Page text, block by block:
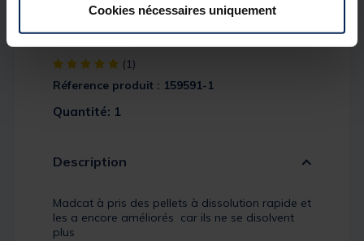
Cookies nécessaires uniquement
Pellets Madcat Hookbait Halibut
25mm 450g
[object Object] out of 5 Customer Rating
(1)
Réference produit : 159591-1
Quantité: 1
Description
Madcat à pris des pellets à dissolution rapide et
les a encore améliorés car ils ne se disolvent
plus